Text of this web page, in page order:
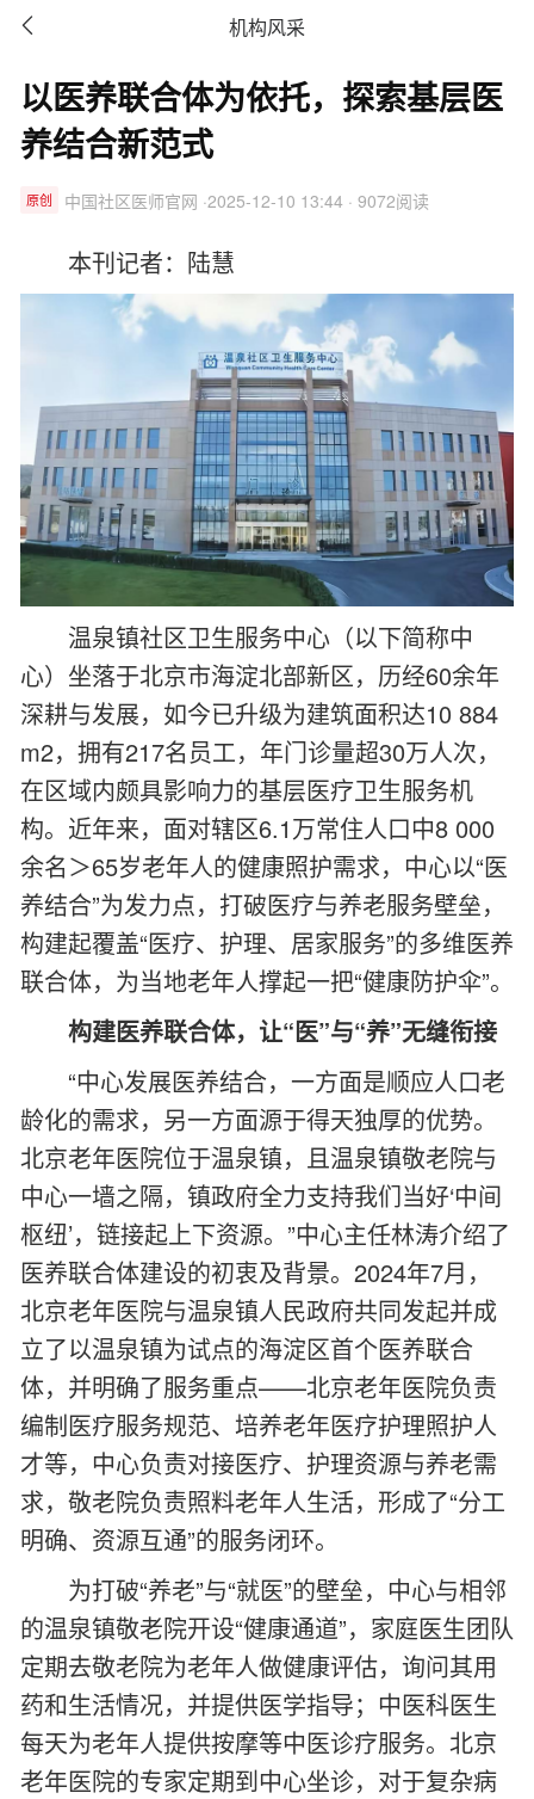
 机构风采
以医养联合体为依托，探索基层医
养结合新范式
原创 中国社区医师官网 ·2025-12-10 13:44 · 9072阅读
本刊记者：陆慧
温泉镇社区卫生服务中心（以下简称中
心）坐落于北京市海淀北部新区，历经60余年
深耕与发展，如今已升级为建筑面积达10 884
m2，拥有217名员工，年门诊量超30万人次，
在区域内颇具影响力的基层医疗卫生服务机
构。近年来，面对辖区6.1万常住人口中8 000
余名＞65岁老年人的健康照护需求，中心以“医
养结合”为发力点，打破医疗与养老服务壁垒，
构建起覆盖“医疗、护理、居家服务”的多维医养
联合体，为当地老年人撑起一把“健康防护伞”。
构建医养联合体，让“医”与“养”无缝衔接
“中心发展医养结合，一方面是顺应人口老
龄化的需求，另一方面源于得天独厚的优势。
北京老年医院位于温泉镇，且温泉镇敬老院与
中心一墙之隔，镇政府全力支持我们当好‘中间
枢纽’，链接起上下资源。”中心主任林涛介绍了
医养联合体建设的初衷及背景。2024年7月，
北京老年医院与温泉镇人民政府共同发起并成
立了以温泉镇为试点的海淀区首个医养联合
体，并明确了服务重点——北京老年医院负责
编制医疗服务规范、培养老年医疗护理照护人
才等，中心负责对接医疗、护理资源与养老需
求，敬老院负责照料老年人生活，形成了“分工
明确、资源互通”的服务闭环。
为打破“养老”与“就医”的壁垒，中心与相邻
的温泉镇敬老院开设“健康通道”，家庭医生团队
定期去敬老院为老年人做健康评估，询问其用
药和生活情况，并提供医学指导；中医科医生
每天为老年人提供按摩等中医诊疗服务。北京
老年医院的专家定期到中心坐诊，对于复杂病